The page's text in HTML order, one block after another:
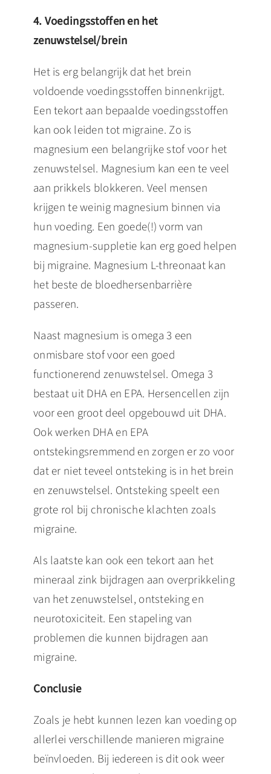
4. Voedingsstoffen en het
zenuwstelsel/brein
Het is erg belangrijk dat het brein
voldoende voedingsstoffen binnenkrijgt.
Een tekort aan bepaalde voedingsstoffen
kan ook leiden tot migraine. Zo is
magnesium een belangrijke stof voor het
zenuwstelsel. Magnesium kan een te veel
aan prikkels blokkeren. Veel mensen
krijgen te weinig magnesium binnen via
hun voeding. Een goede(!) vorm van
magnesium-suppletie kan erg goed helpen
bij migraine. Magnesium L-threonaat kan
het beste de bloedhersenbarrière
passeren.
Naast magnesium is omega 3 een
onmisbare stof voor een goed
functionerend zenuwstelsel. Omega 3
bestaat uit DHA en EPA. Hersencellen zijn
voor een groot deel opgebouwd uit DHA.
Ook werken DHA en EPA
ontstekingsremmend en zorgen er zo voor
dat er niet teveel ontsteking is in het brein
en zenuwstelsel. Ontsteking speelt een
grote rol bij chronische klachten zoals
migraine.
Als laatste kan ook een tekort aan het
mineraal zink bijdragen aan overprikkeling
van het zenuwstelsel, ontsteking en
neurotoxiciteit. Een stapeling van
problemen die kunnen bijdragen aan
migraine.
Conclusie
Zoals je hebt kunnen lezen kan voeding op
allerlei verschillende manieren migraine
beïnvloeden. Bij iedereen is dit ook weer